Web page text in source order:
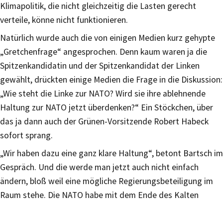
Klimapolitik, die nicht gleichzeitig die Lasten gerecht
verteile, könne nicht funktionieren.
Natürlich wurde auch die von einigen Medien kurz gehypte
„Gretchenfrage“ angesprochen. Denn kaum waren ja die
Spitzenkandidatin und der Spitzenkandidat der Linken
gewählt, drückten einige Medien die Frage in die Diskussion:
„Wie steht die Linke zur NATO? Wird sie ihre ablehnende
Haltung zur NATO jetzt überdenken?“ Ein Stöckchen, über
das ja dann auch der Grünen-Vorsitzende Robert Habeck
sofort sprang.
„Wir haben dazu eine ganz klare Haltung“, betont Bartsch im
Gespräch. Und die werde man jetzt auch nicht einfach
ändern, bloß weil eine mögliche Regierungsbeteiligung im
Raum stehe. Die NATO habe mit dem Ende des Kalten